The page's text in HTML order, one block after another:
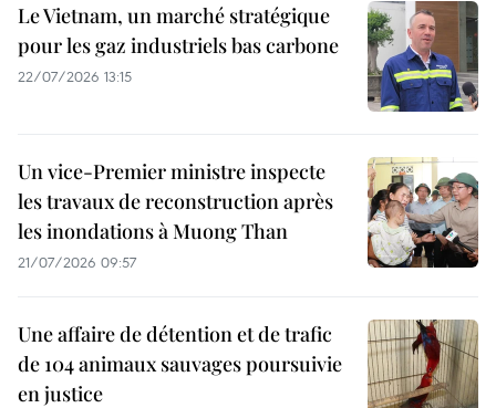
Le Vietnam, un marché stratégique
pour les gaz industriels bas carbone
22/07/2026 13:15
Un vice-Premier ministre inspecte
les travaux de reconstruction après
les inondations à Muong Than
21/07/2026 09:57
Une affaire de détention et de trafic
de 104 animaux sauvages poursuivie
en justice